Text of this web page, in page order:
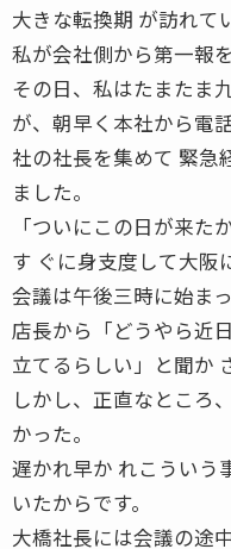
大きな転換期 が訪れて
私が会社側から第一報
その日、私はたまたま
が、朝早く本社から電
社の社長を集めて 緊急
ました。
「ついにこの日が来た
す ぐに身支度して大阪
会議は午後三時に始ま
店長から「どうやら近
立てるらしい」と聞か
しかし、正直なところ
かった。
遅かれ早か れこういう
いたからです。
大橋社長には会議の途